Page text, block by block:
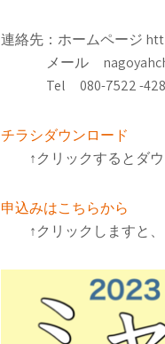
連絡先：ホームページ
メール
Tel 080-7522 -4283
チラシダウンロード
↑クリックするとダウ
申込みはこちらから
↑クリックしますと、